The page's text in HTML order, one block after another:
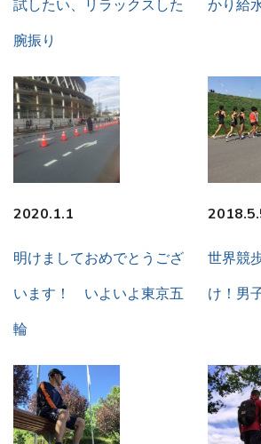
試したい、リラックスした
腕振り
かり給
2020.1.1
明けましておめでとうござ
います！ いよいよ東京五
輪
世界競
け！男